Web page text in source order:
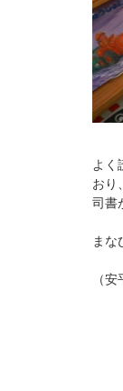
よく
おり
司書
まな
（